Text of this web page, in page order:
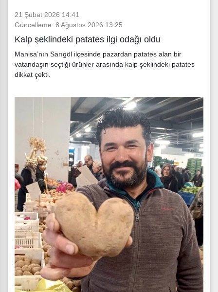
21 Şubat 2026 14:41
Güncelleme: 8 Ağustos 2026 13:25
Kalp şeklindeki patates ilgi odağı oldu
Manisa’nın Sarıgöl ilçesinde pazardan patates alan bir
vatandaşın seçtiği ürünler arasında kalp şeklindeki patates
dikkat çekti.